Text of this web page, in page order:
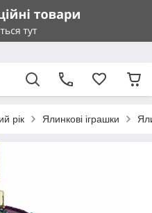
рік Ялинкові іграшки